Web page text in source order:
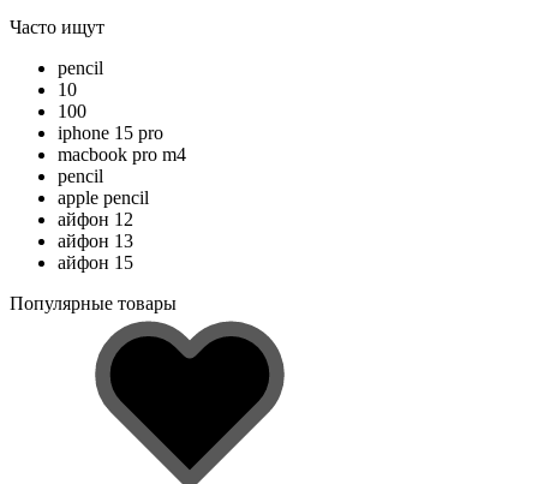
Часто ищут
pencil
10
100
iphone 15 pro
macbook pro m4
pencil
apple pencil
айфон 12
айфон 13
айфон 15
Популярные товары